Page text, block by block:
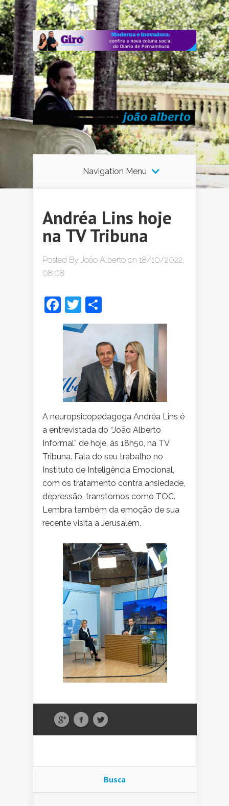
Navigation Menu
Andréa Lins hoje
na TV Tribuna
Posted By João Alberto on 18/10/2022,
08:08
Facebook
Twitter
A neuropsicopedagoga Andréa Lins é
a entrevistada do “João Alberto
Informal” de hoje, às 18h50, na TV
Tribuna. Fala do seu trabalho no
Instituto de Inteligência Emocional,
com os tratamento contra ansiedade,
depressão, transtornos como TOC.
Lembra também da emoção de sua
recente visita a Jerusalém.
Busca